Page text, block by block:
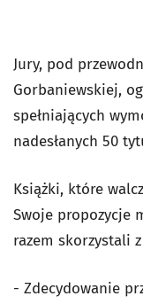
Jury, pod
Gorbaniewskiej,
spełniających
nadesłanych 50
Książki, które
Swoje propozycje
razem skorzystali
- Zdecydowanie